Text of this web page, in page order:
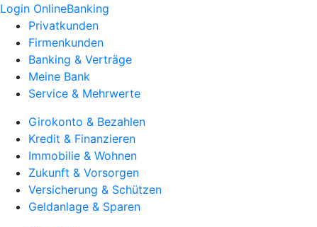
Login OnlineBanking
Privatkunden
Firmenkunden
Banking & Verträge
Meine Bank
Service & Mehrwerte
Girokonto & Bezahlen
Kredit & Finanzieren
Immobilie & Wohnen
Zukunft & Vorsorgen
Versicherung & Schützen
Geldanlage & Sparen